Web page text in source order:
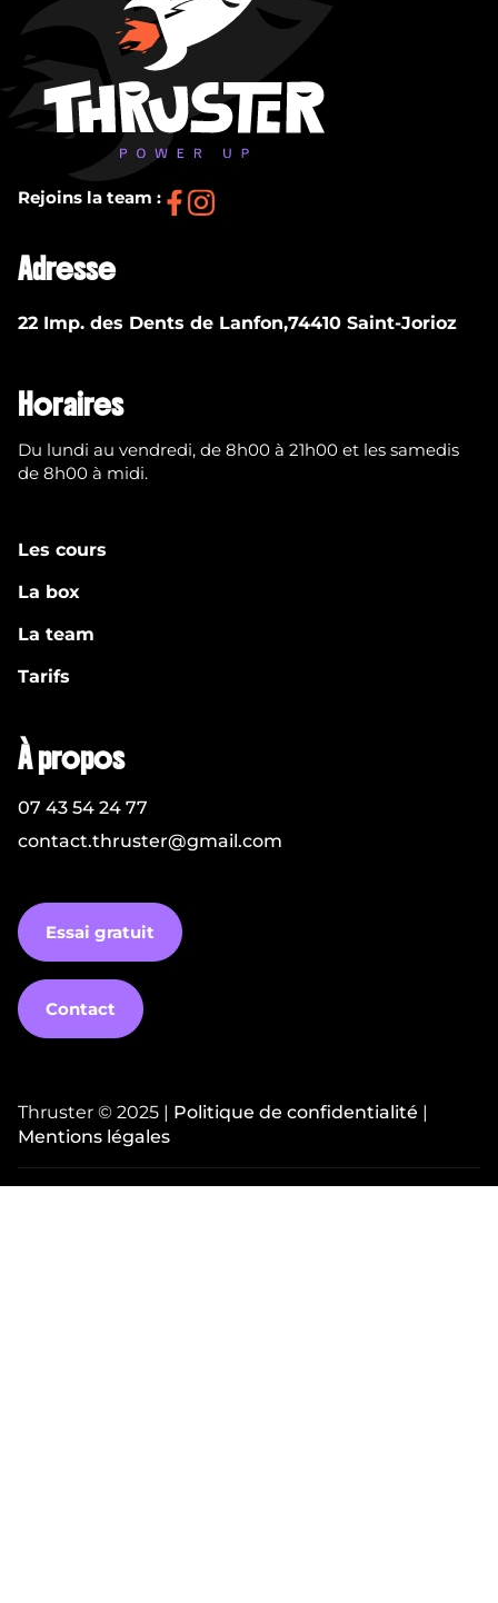
Rejoins la team :
Adresse
22 Imp. des Dents de Lanfon,74410 Saint-Jorioz
Horaires
Du lundi au vendredi, de 8h00 à 21h00 et les samedis
de 8h00 à midi.
Les cours
La box
La team
Tarifs
À propos
07 43 54 24 77
contact.thruster@gmail.com
Essai gratuit
Contact
Thruster © 2025 | Politique de confidentialité |
Mentions légales